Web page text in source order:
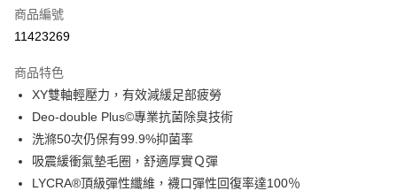
超商取貨付款
Apple Pay
ATM付款
運送方式
商品編號
11423269
商品特色
XY雙軸輕壓力，有效減緩足部疲勞
Deo-double Plus©專業抗菌除臭技術
洗滌50次仍保有99.9%抑菌率
吸震緩衝氣墊毛圈，舒適厚實Ｑ彈
LYCRA®頂級彈性纖維，襪口彈性回復率達100％